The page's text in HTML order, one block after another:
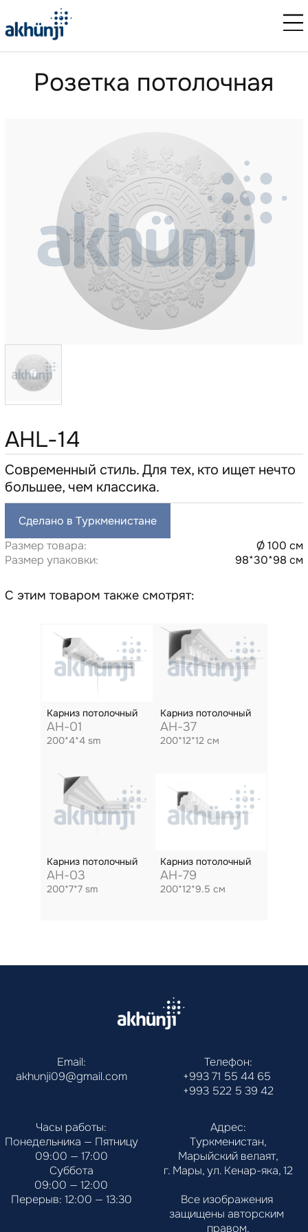
Розетка потолочная
AHL-14
Современный стиль. Для тех, кто ищет нечто
большее, чем классика.
Сделано в Туркменистане
Размер товара:
Ø 100 см
Размер упаковки:
98*30*98 см
С этим товаром также смотрят:
Карниз потолочный
AH-01
200*4*4 sm
Карниз потолочный
AH-37
200*12*12 см
Карниз потолочный
AH-03
200*7*7 sm
Карниз потолочный
AH-79
200*12*9.5 см
Email:
akhunji09@gmail.com
Телефон:
+993 71 55 44 65
+993 522 5 39 42
Часы работы:
Понедельника — Пятницу
09:00 — 17:00
Суббота
09:00 — 12:00
Перерыв: 12:00 — 13:30
Адрес:
Туркменистан,
Марыйский велаят,
г. Мары, ул. Кенар-яка, 12
Все изображения
защищены авторским
правом.